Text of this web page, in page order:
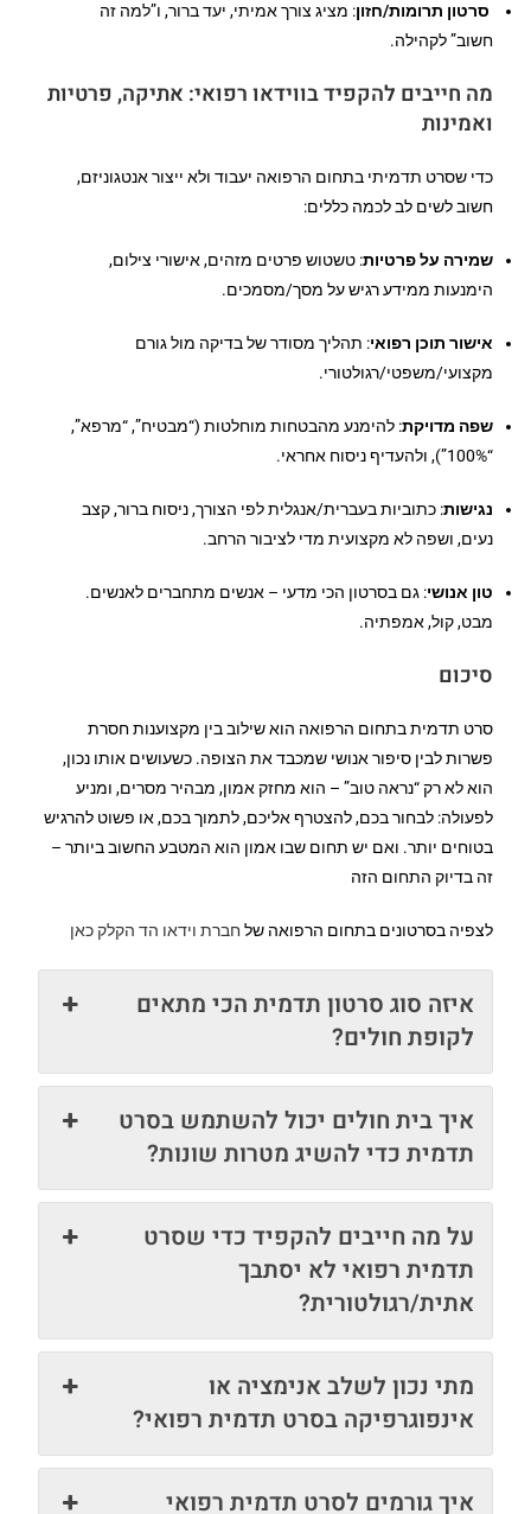
סרטון תרומות/חזון: מציג צורך אמיתי, יעד ברור, ו”למה זה
חשוב” לקהילה.
מה חייבים להקפיד בווידאו רפואי: אתיקה, פרטיות
ואמינות
כדי שסרט תדמיתי בתחום הרפואה יעבוד ולא ייצור אנטגוניזם,
חשוב לשים לב לכמה כללים:
שמירה על פרטיות: טשטוש פרטים מזהים, אישורי צילום,
הימנעות ממידע רגיש על מסך/מסמכים.
אישור תוכן רפואי: תהליך מסודר של בדיקה מול גורם
מקצועי/משפטי/רגולטורי.
שפה מדויקת: להימנע מהבטחות מוחלטות (“מבטיח”, “מרפא”,
“100%”), ולהעדיף ניסוח אחראי.
נגישות: כתוביות בעברית/אנגלית לפי הצורך, ניסוח ברור, קצב
נעים, ושפה לא מקצועית מדי לציבור הרחב.
טון אנושי: גם בסרטון הכי מדעי – אנשים מתחברים לאנשים.
מבט, קול, אמפתיה.
סיכום
סרט תדמית בתחום הרפואה הוא שילוב בין מקצוענות חסרת
פשרות לבין סיפור אנושי שמכבד את הצופה. כשעושים אותו נכון,
הוא לא רק “נראה טוב” – הוא מחזק אמון, מבהיר מסרים, ומניע
לפעולה: לבחור בכם, להצטרף אליכם, לתמוך בכם, או פשוט להרגיש
בטוחים יותר. ואם יש תחום שבו אמון הוא המטבע החשוב ביותר –
זה בדיוק התחום הזה
לצפיה בסרטונים בתחום הרפואה של חברת וידאו הד הקלק כאן
איזה סוג סרטון תדמית הכי מתאים
לקופת חולים?
איך בית חולים יכול להשתמש בסרט
תדמית כדי להשיג מטרות שונות?
על מה חייבים להקפיד כדי שסרט
תדמית רפואי לא יסתבך
אתית/רגולטורית?
מתי נכון לשלב אנימציה או
אינפוגרפיקה בסרט תדמית רפואי?
איך גורמים לסרט תדמית רפואי